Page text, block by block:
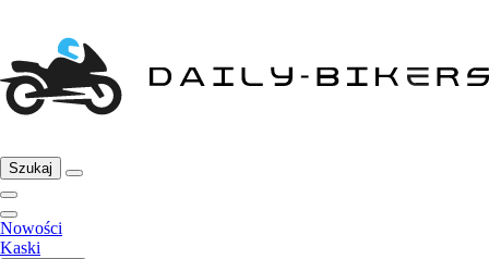
Szukaj
Nowości
Kaski